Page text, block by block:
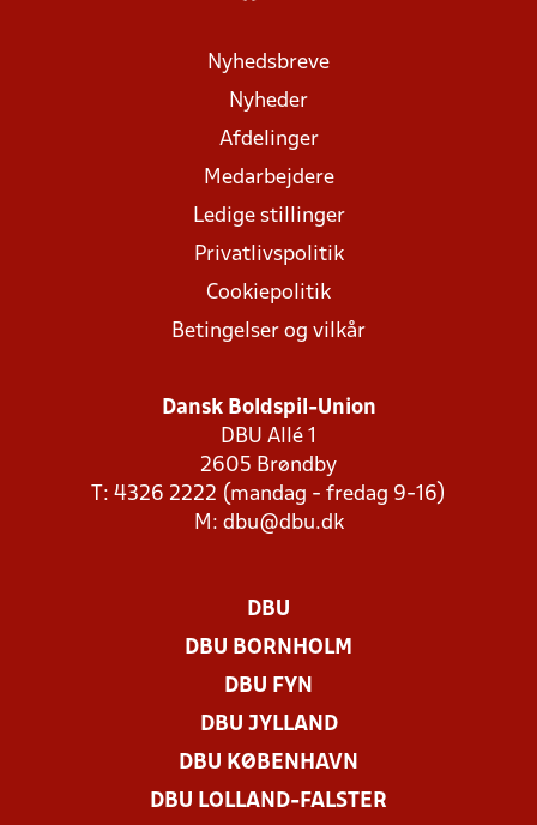
Nyhedsbreve
Nyheder
Afdelinger
Medarbejdere
Ledige stillinger
Privatlivspolitik
Cookiepolitik
Betingelser og vilkår
Dansk Boldspil-Union
DBU Allé 1
2605 Brøndby
T: 4326 2222 (mandag - fredag 9-16)
M: dbu@dbu.dk
DBU
DBU BORNHOLM
DBU FYN
DBU JYLLAND
DBU KØBENHAVN
DBU LOLLAND-FALSTER